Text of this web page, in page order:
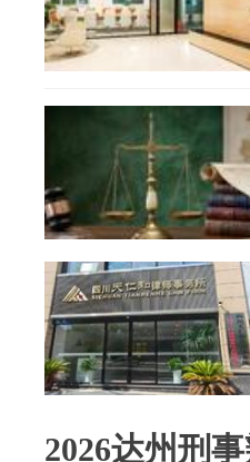
2026达州刑